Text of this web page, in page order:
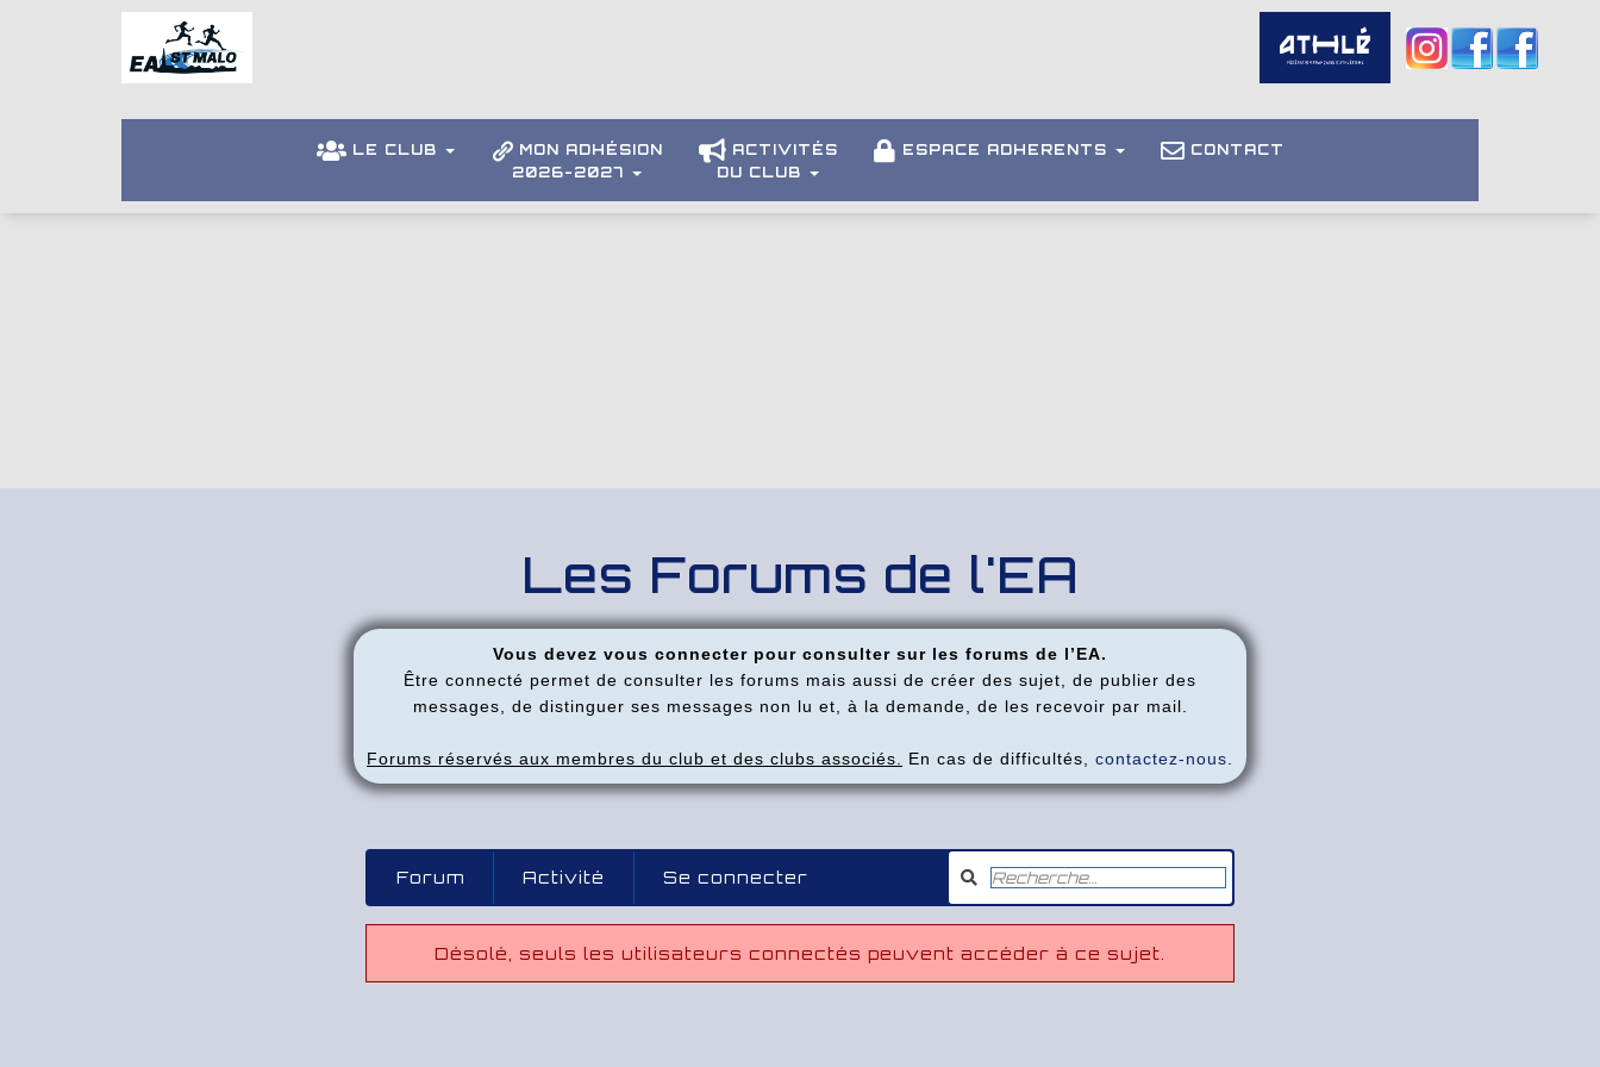
LE CLUB
MON ADHÉSION
2026-2027
ACTIVITÉS
DU CLUB
ESPACE ADHERENTS CONTACT
Les Forums de l'EA
Vous devez vous connecter pour consulter sur les forums de l’EA.
Être connecté permet de consulter les forums mais aussi de créer des sujet, de publier des
messages, de distinguer ses messages non lu et, à la demande, de les recevoir par mail.
Forums réservés aux membres du club et des clubs associés. En cas de difficultés, contactez-nous
Forum Activité Se connecter
Désolé, seuls les utilisateurs connectés peuvent accéder à ce sujet.